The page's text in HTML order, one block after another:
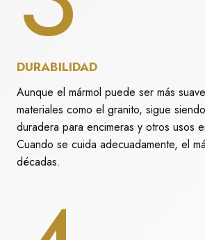
DURABILIDAD
Aunque el mármol puede ser más
materiales como el granito, sigue
duradera para encimeras y otros usos
Cuando se cuida adecuadamente, el
décadas.